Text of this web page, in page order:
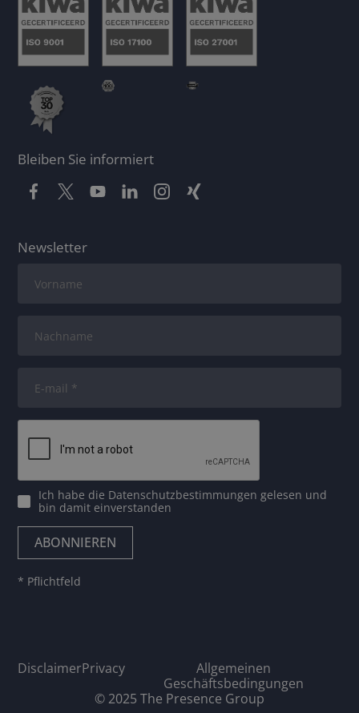
Bleiben Sie informiert
Newsletter
Ich habe die Datenschutzbestimmungen gelesen und
bin damit einverstanden
* Pflichtfeld
DisclaimerPrivacy
Allgemeinen
Geschäftsbedingungen
© 2025 The Presence Group